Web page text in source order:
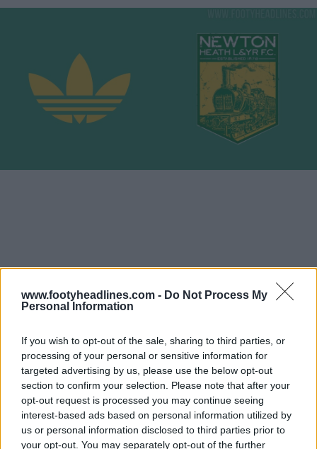
www.footyheadlines.com - Do Not Process My
Personal Information
If you wish to opt-out of the sale, sharing to third parties, or
processing of your personal or sensitive information for
targeted advertising by us, please use the below opt-out
section to confirm your selection. Please note that after your
opt-out request is processed you may continue seeing
interest-based ads based on personal information utilized by
us or personal information disclosed to third parties prior to
your opt-out. You may separately opt-out of the further